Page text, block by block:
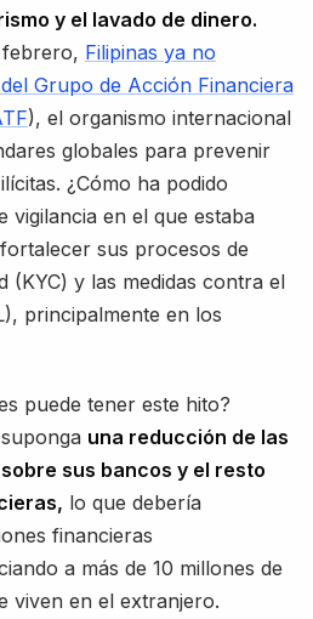
y el lavado de dinero.
febrero, Filipinas ya no
Grupo de Acción Financiera
), el organismo internacional
globales para prevenir
¿Cómo ha podido
vigilancia en el que estaba
sus procesos de
(KYC) y las medidas contra el
principalmente en los
puede tener este hito?
una reducción de las
sus bancos y el resto
lo que debería
financieras
a más de 10 millones de
viven en el extranjero.